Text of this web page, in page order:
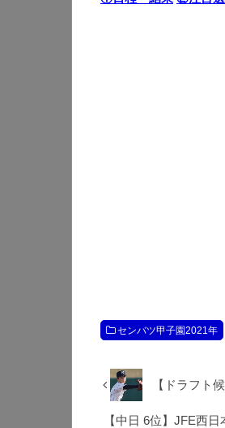
センバツ甲子園2021年
【ドラフト
【中日 6位】JFE西